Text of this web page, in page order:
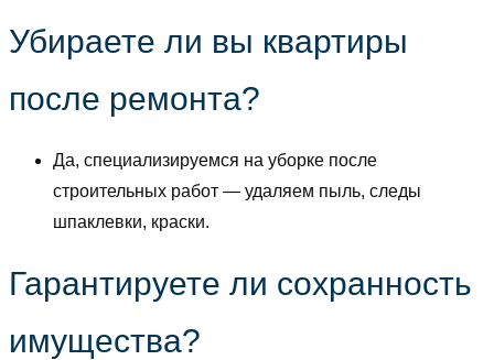
Убираете ли вы квартиры
после ремонта?
Да, специализируемся на уборке после
строительных работ — удаляем пыль, следы
шпаклевки, краски.
Гарантируете ли сохранность
имущества?